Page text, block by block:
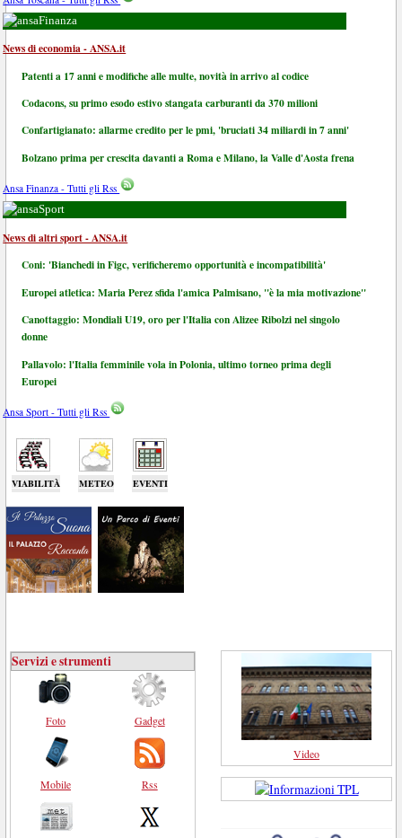
Finanza
News di economia - ANSA.it
Patenti a 17 anni e modifiche alle multe, novità in arrivo al codice
Codacons, su primo esodo estivo stangata carburanti da 370 milioni
Confartigianato: allarme credito per le pmi, 'bruciati 34 miliardi in 7 anni'
Bolzano prima per crescita davanti a Roma e Milano, la Valle d'Aosta frena
Ansa Finanza - Tutti gli Rss
Sport
News di altri sport - ANSA.it
Coni: 'Bianchedi in Figc, verificheremo opportunità e incompatibilità'
Europei atletica: Maria Perez sfida l'amica Palmisano, "è la mia motivazione"
Canottaggio: Mondiali U19, oro per l'Italia con Alizee Ribolzi nel singolo
donne
Pallavolo: l'Italia femminile vola in Polonia, ultimo torneo prima degli
Europei
Ansa Sport - Tutti gli Rss
VIABILITÀ METEO EVENTI
Servizi e strumenti
Foto
Mobile
Gadget
Rss
Video